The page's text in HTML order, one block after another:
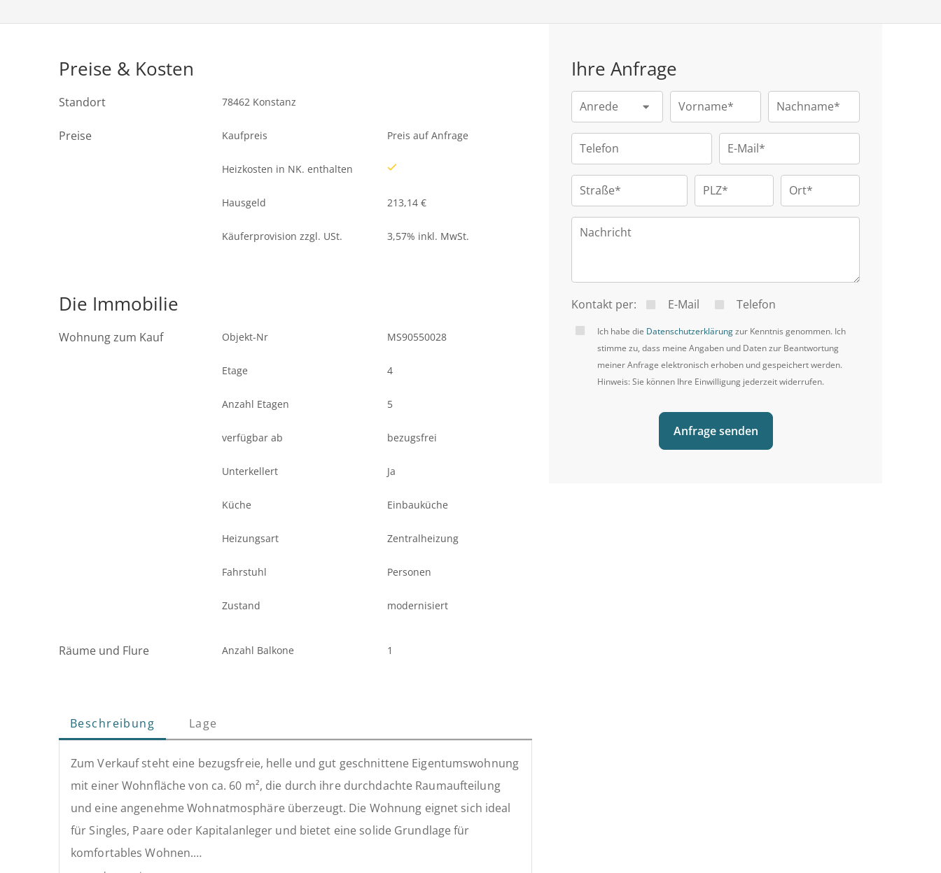
Preise & Kosten
Standort 78462 Konstanz
Preise Kaufpreis Preis auf Anfrage
Heizkosten in NK. enthalten
Hausgeld 213,14 €
Käuferprovision zzgl. USt. 3,57% inkl. MwSt.
Die Immobilie
Wohnung zum Kauf Objekt-Nr MS90550028
Etage 4
Anzahl Etagen 5
verfügbar ab bezugsfrei
Unterkellert Ja
Küche Einbauküche
Heizungsart Zentralheizung
Fahrstuhl Personen
Zustand modernisiert
Räume und Flure Anzahl Balkone 1
Beschreibung Lage
Zum Verkauf steht eine bezugsfreie, helle und gut geschnittene Eigentumswohnung
mit einer Wohnfläche von ca. 60 m², die durch ihre durchdachte Raumaufteilung
und eine angenehme Wohnatmosphäre überzeugt. Die Wohnung eignet sich ideal
für Singles, Paare oder Kapitalanleger und bietet eine solide Grundlage für
komfortables Wohnen.
Ihre Anfrage
Anrede Vorname* Nachname*
Telefon E-Mail*
Straße* PLZ* Ort*
Nachricht
Kontakt per: E-Mail Telefon
Ich habe die Datenschutzerklärungzur Kenntnis genommen. Ich
stimme zu, dass meine Angaben und Daten zur Beantwortung
meiner Anfrage elektronisch erhoben und gespeichert werden.
Hinweis: Sie können Ihre Einwilligung jederzeit widerrufen.
Anfrage senden